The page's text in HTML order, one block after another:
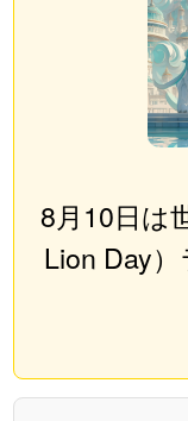
8月10日は
Lion Day